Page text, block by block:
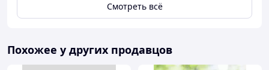
Смотреть всё
Похожее у других продавцов